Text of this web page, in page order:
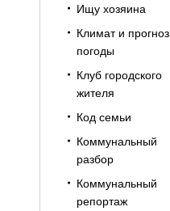
Ищу хозяина
Климат и прогноз
погоды
Клуб городского
жителя
Код семьи
Коммунальный
разбор
Коммунальный
репортаж